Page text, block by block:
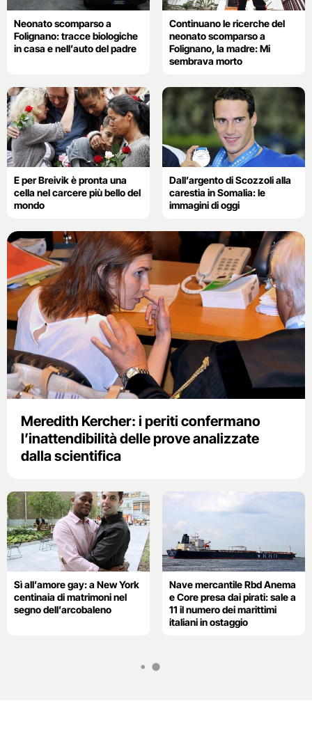
Neonato scomparso a
Folignano: tracce biologiche
in casa e nell’auto del padre
Continuano le ricerche del
neonato scomparso a
Folignano, la madre: Mi
sembrava morto
E per Breivik è pronta una
cella nel carcere più bello del
mondo
Dall’argento di Scozzoli alla
carestia in Somalia: le
immagini di oggi
Meredith Kercher: i periti confermano
l’inattendibilità delle prove analizzate
dalla scientifica
Sì all’amore gay: a New York
centinaia di matrimoni nel
segno dell’arcobaleno
Nave mercantile Rbd Anema
e Core presa dai pirati: sale a
11 il numero dei marittimi
italiani in ostaggio